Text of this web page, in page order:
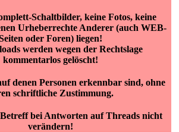
Schaltbilder, keine Fotos, keine
Urheberrechte Anderer (auch WEB-
oder Foren) liegen!
werden wegen der Rechtslage
kommentarlos gelöscht!
denen Personen erkennbar sind, ohne
schriftliche Zustimmung.
bei Antworten auf Threads nicht
verändern!